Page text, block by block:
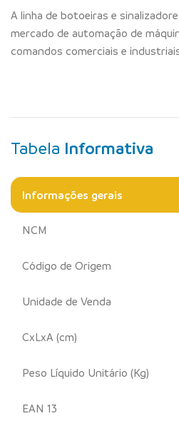
A linha de botoeiras e
mercado de automação de
comandos comerciais e
Tabela Informativa
Informações gerais
NCM
Código de Origem
Unidade de Venda
CxLxA (cm)
Peso Líquido Unitário (Kg)
EAN 13